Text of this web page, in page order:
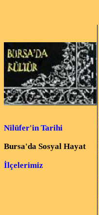
Nilüfer'in Tarihi
Bursa'da Sosyal Hayat
İlçelerimiz